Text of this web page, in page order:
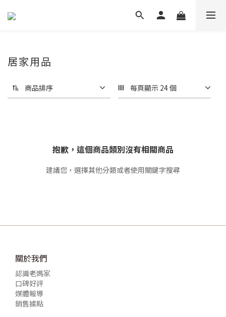
居家用品
商品排序 每頁顯示 24 個
抱歉，這個商品類別沒有相關商品
建議您，選擇其他分類或者使用關鍵字搜尋
關於我們
認識老媽家
口碑好評
媒體報導
銷售據點